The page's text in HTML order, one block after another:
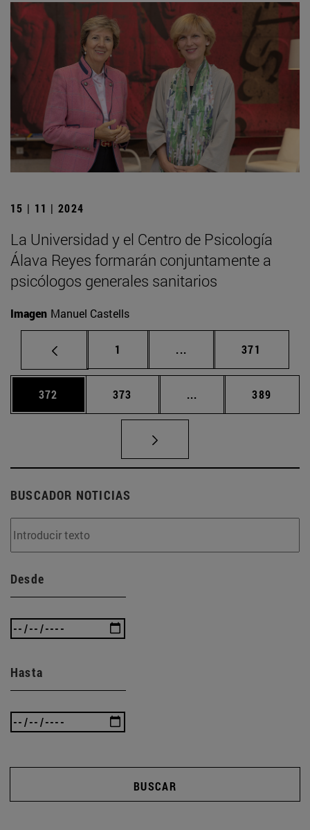
15 | 11 | 2024
La Universidad y el Centro de Psicología
Álava Reyes formarán conjuntamente a
psicólogos generales sanitarios
Imagen Manuel Castells
Página
1 ... Páginas intermedias
Página
371
Página
372 Página
373 ... Páginas intermedias
Página
389
BUSCADOR NOTICIAS
Desde
Hasta
BUSCAR